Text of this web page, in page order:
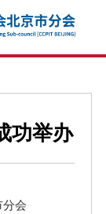
功举办
会